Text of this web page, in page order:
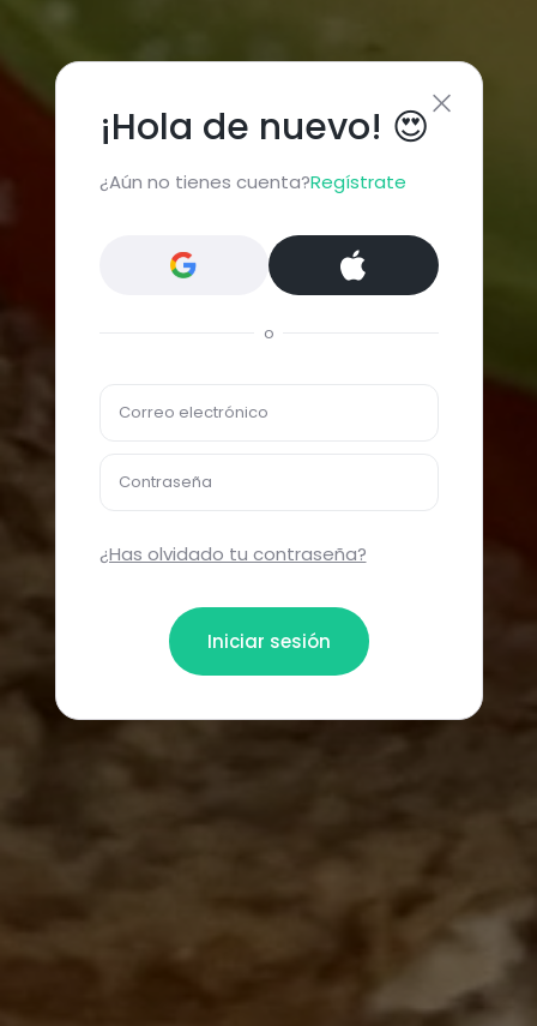
¡Hola de nuevo! 😍
¿Aún no tienes cuenta?Regístrate
o
Correo electrónico
Contraseña
¿Has olvidado tu contraseña?
Iniciar sesión